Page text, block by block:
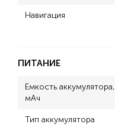
Навигация
ПИТАНИЕ
Емкость аккумулятора,
мАч
Тип аккумулятора